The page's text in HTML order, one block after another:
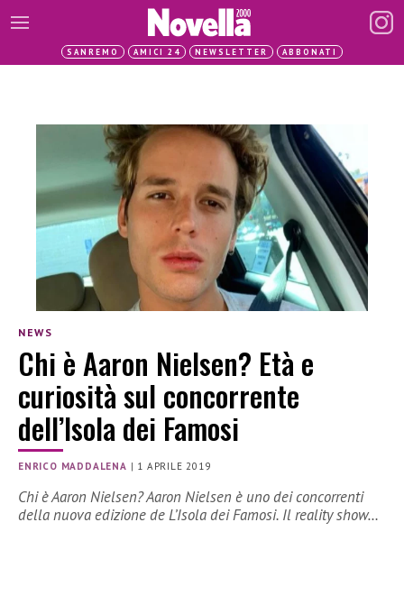
SANREMO AMICI 24 NEWSLETTER ABBONATI
NEWS
Chi è Aaron Nielsen? Età e
curiosità sul concorrente
dell’Isola dei Famosi
ENRICO MADDALENA | 1 APRILE 2019
Chi è Aaron Nielsen? Aaron Nielsen è uno dei concorrenti
della nuova edizione de L’Isola dei Famosi. Il reality show…